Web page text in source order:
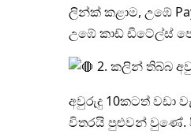
ලින්ක් කළාම, උඹේ
උඹේ කාඩ් ඩීටේල්ස්
2. කලින් තිබ්බ
අවුරුදු 10කටත් වඩා
විතරයි පුළුවන් වුණේ.